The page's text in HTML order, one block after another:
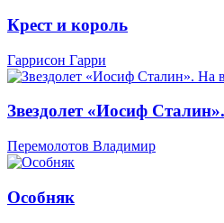
Крест и король
Гаррисон Гарри
Звездолет «Иосиф
Перемолотов Владимир
Особняк